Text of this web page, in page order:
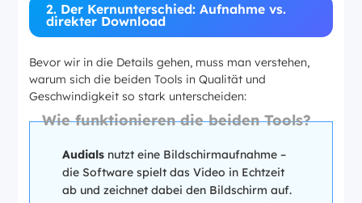
2. Der Kernunterschied: Aufnahme vs.
direkter Download
Bevor wir in die Details gehen, muss man verstehen,
warum sich die beiden Tools in Qualität und
Geschwindigkeit so stark unterscheiden:
Wie funktionieren die beiden Tools?
Audials nutzt eine Bildschirmaufnahme –
die Software spielt das Video in Echtzeit
ab und zeichnet dabei den Bildschirm auf.